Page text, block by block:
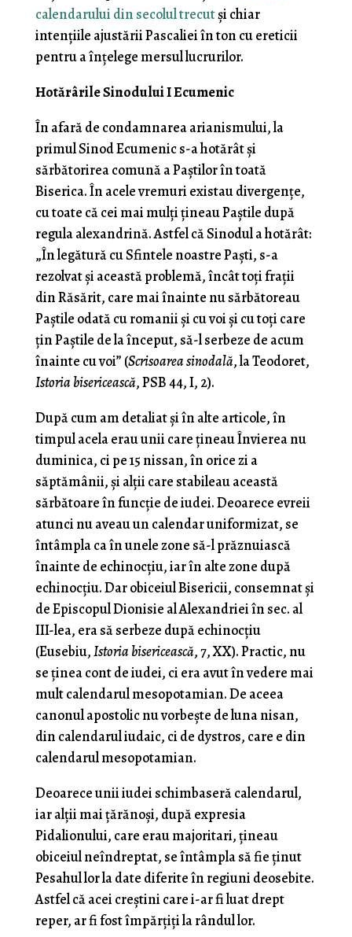
calendarului din secolul trecutși chiar
intențiile ajustării Pascaliei în ton cu ereticii
pentru a înțelege mersul lucrurilor.
Hotărârile Sinodului I Ecumenic
În afară de condamnarea arianismului, la
primul Sinod Ecumenic s-a hotărât și
sărbătorirea comună a Paștilor în toată
Biserica. În acele vremuri existau divergențe,
cu toate că cei mai mulți țineau Paștile după
regula alexandrină. Astfel că Sinodul a hotărât:
„În legătură cu Sfintele noastre Paști, s-a
rezolvat și această problemă, încât toți frații
din Răsărit, care mai înainte nu sărbătoreau
Paștile odată cu romanii și cu voi și cu toți care
țin Paștile de la început, să-l serbeze de acum
înainte cu voi” (Scrisoarea sinodală, la Teodoret,
Istoria bisericească, PSB 44, I, 2).
După cum am detaliat și în alte articole, în
timpul acela erau unii care țineau Învierea nu
duminica, ci pe 15 nissan, în orice zi a
săptămânii, și alții care stabileau această
sărbătoare în funcție de iudei. Deoarece evreii
atunci nu aveau un calendar uniformizat, se
întâmpla ca în unele zone să-l prăznuiască
înainte de echinocțiu, iar în alte zone după
echinocțiu. Dar obiceiul Bisericii, consemnat și
de Episcopul Dionisie al Alexandriei în sec. al
III-lea, era să serbeze după echinocțiu
(Eusebiu,Istoria bisericească, 7, XX). Practic, nu
se ținea cont de iudei, ci era avut în vedere mai
mult calendarul mesopotamian. De aceea
canonul apostolic nu vorbește de luna nisan,
din calendarul iudaic, ci de dystros, care e din
calendarul mesopotamian.
Deoarece unii iudei schimbaseră calendarul,
iar alții mai țărănoși, după expresia
Pidalionului, care erau majoritari, țineau
obiceiul neîndreptat, se întâmpla să fie ținut
Pesahul lor la date diferite în regiuni deosebite.
Astfel că acei creștini care i-ar fi luat drept
reper, ar fi fost împărțiți la rândul lor.